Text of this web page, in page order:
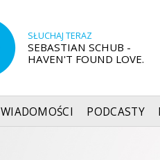
SŁUCHAJ TERAZ
SEBASTIAN SCHUB -
HAVEN'T FOUND LOVE.
WIADOMOŚCI PODCASTY